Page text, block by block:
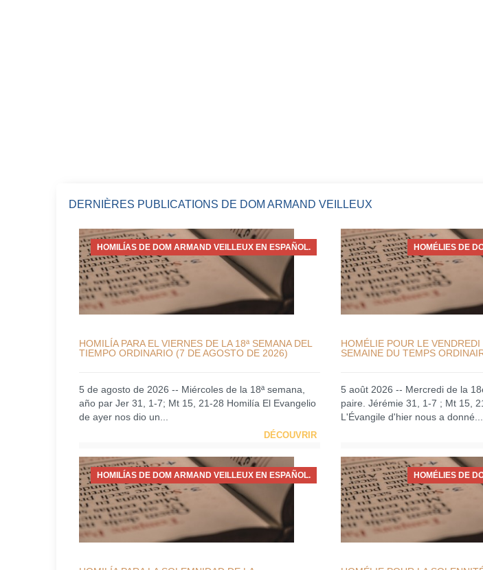
DERNIÈRES PUBLICATIONS DE DOM ARMAND VEILLEUX
HOMILÍAS DE DOM ARMAND VEILLEUX EN ESPAÑOL.
HOMILÍA PARA EL VIERNES DE LA 18ª SEMANA DEL
TIEMPO ORDINARIO (7 DE AGOSTO DE 2026)
5 de agosto de 2026 -- Miércoles de la 18ª semana,
año par Jer 31, 1-7; Mt 15, 21-28 Homilía El Evangelio
de ayer nos dio un...
DÉCOUVRIR
HOMÉLIES DE
HOMÉLIE POUR LE
SEMAINE DU TEMPS
5 août 2026 -- Mercredi de la
paire. Jérémie 31, 1-7 ; Mt 15,
L'Évangile d'hier nous a donné...
HOMILÍAS DE DOM ARMAND VEILLEUX EN ESPAÑOL. HOMÉLIES DE